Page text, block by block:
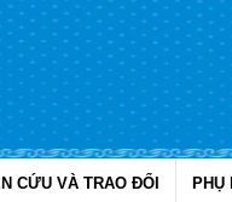
CỨU VÀ TRAO ĐỔI PHỤ